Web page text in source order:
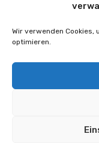
Wir verwenden Cookies,
optimieren.